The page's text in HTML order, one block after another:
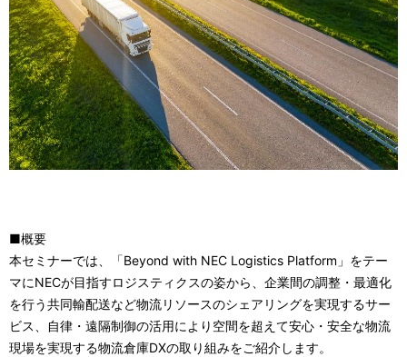
■概要
本セミナーでは、「Beyond with NEC Logistics Platform」をテー
マにNECが目指すロジスティクスの姿から、企業間の調整・最適化
を行う共同輸配送など物流リソースのシェアリングを実現するサー
ビス、自律・遠隔制御の活用により空間を超えて安心・安全な物流
現場を実現する物流倉庫DXの取り組みをご紹介します。